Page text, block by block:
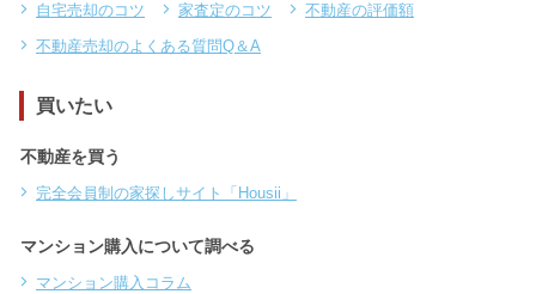
自宅売却のコツ
家査定のコツ
不動産の評価額
不動産売却のよくある質問Q＆A
買いたい
不動産を買う
完全会員制の家探しサイト「Housii」
マンション購入について調べる
マンション購入コラム